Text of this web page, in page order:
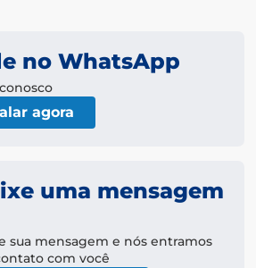
no WhatsApp
agora
uma mensagem
sua mensagem e nós entramos
com você